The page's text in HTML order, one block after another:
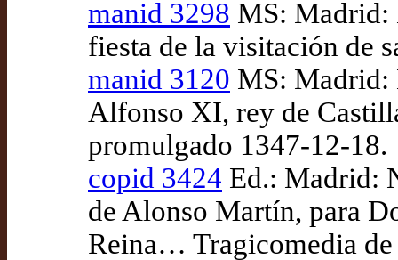
manid 3298 MS: Madrid:
fiesta de la visitación de
manid 3120 MS: Madrid:
Alfonso XI, rey de
promulgado 1347-12-18.
copid 3424 Ed.: Madrid:
de Alonso Martín, para
Reina… Tragicomedia